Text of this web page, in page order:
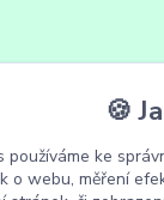
🍪
používáme ke
o webu, měření